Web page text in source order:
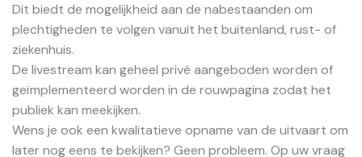
Dit biedt de mogelijkheid aan de nabestaanden om
plechtigheden te volgen vanuit het buitenland, rust- of
ziekenhuis.
De livestream kan geheel privé aangeboden worden of
geïmplementeerd worden in de rouwpagina zodat het
publiek kan meekijken.
Wens je ook een kwalitatieve opname van de uitvaart om
later nog eens te bekijken? Geen probleem. Op uw vraag